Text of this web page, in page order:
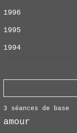
1996
1995
1994
3 séances de base
amour